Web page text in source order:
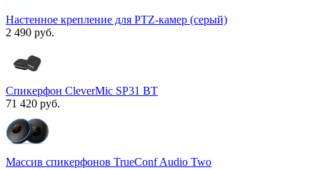
Настенное крепление для PTZ-камер (серый)
2 490 руб.
Спикерфон CleverMic SP31 BT
71 420 руб.
Массив спикерфонов TrueConf Audio Two